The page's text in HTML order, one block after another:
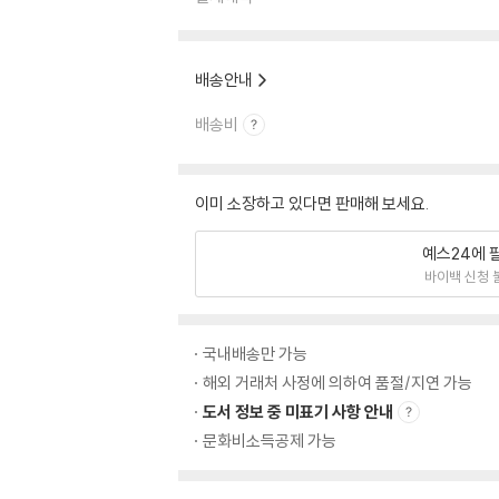
배송안내
배송비
이미 소장하고 있다면 판매해 보세요.
예스24에
바이백 신청
국내배송만 가능
해외 거래처 사정에 의하여 품절/지연 가능
도서 정보 중 미표기 사항 안내
문화비소득공제 가능